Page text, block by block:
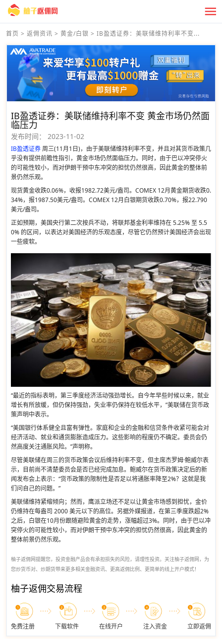
首页 > 返佣资讯 > 黄金/白银 > IB盈透证券：美联储维持利率不变...
IB盈透证券：美联储维持利率不变 黄金市场仍然面
临压力
发布时间： 2023-11-02
IB盈透证券周三(11月1日)，由于美联储维持利率不变，并且对其货币政策几
乎没有提供前瞻性指引，黄金市场仍然面临压力。同时，由于巴以冲突停火
的可能性较小，而对伊朗干预中东冲突的担忧仍然很高，因此黄金的整体前
景仍然乐观。
现货黄金收跌0.06%，收报1982.72美元/盎司。COMEX 12月黄金期货收跌0.
34%，报1987.50美元/盎司。COMEX 12月白银期货收跌0.70%，报22.790
美元/盎司。
正如预期，美国央行第二次按兵不动，将联邦基金利率维持在 5.25% 至 5.5
0% 的区间，以表达对美国经济的乐观态度，尽管它仍然预计美国经济会出现
一些疲软。
“最近的指标表明，第三季度经济活动强劲增长。自今年早些时候以来，就业
增长有所放缓，但仍保持强劲，失业率仍保持在较低水平，”美联储在货币政
策声明中表示。
“美国银行体系健全且富有弹性。家庭和企业的金融和信贷条件收紧可能会对
经济活动、就业和通货膨胀造成压力。这些影响的程度仍不确定。委员会仍
然高度关注通胀风险。”声明称。
尽管美联储在周三的货币政策会议后维持利率不变，但主席杰罗姆·鲍威尔表
示，目前尚不清楚委员会是否已经完成加息。鲍威尔在货币政策决定后的新
闻发布会上表示：“货币政策的限制性是否足以将通胀率降至2%？这就是我
们问自己的问题。”
美联储维持紧缩倾向；然而，鹰派立场还不足以让黄金市场感到担忧，金价
仍维持在每盎司 2000 美元以下的高位。另据外媒报道，在第三季度跌超2%
之后，白银在10月份跟随避险黄金的走势，涨幅超过3%。同时，由于巴以冲
突停火的可能性较小，而对伊朗干预中东冲突的担忧仍然很高，因此黄金的
整体前景仍然乐观。
柚子返佣网提醒您，投资金融产品会有承担损失的风险，请理性投资。关注柚子返佣网，为
您炒货币对、炒期货带来更多相关金融资讯、更高返佣比例、更简单的线上开户模式！
柚子返佣交易流程
免费注册 下载软件 在线开户 注入资金 立即返佣